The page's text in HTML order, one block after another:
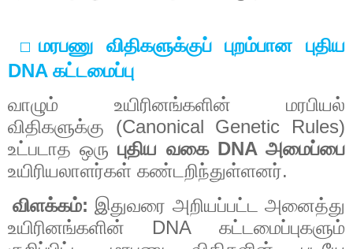
⬜மரபணு விதிகளுக்குப் புறம்பான புதிய
DNA கட்டமைப்பு
வாழும்
உயிரினங்களின்
மரபியல்
விதிகளுக்கு (Canonical Genetic Rules)
உட்படாத ஒரு புதிய வகைDNAஅமைப்பை
உயிரியலாளர்கள் கண்டறிந்துள்ளனர்.
விளக்கம்: இதுவரை அறியப்பட்ட அனைத்து
உயிரினங்களின் DNA கட்டமைப்புகளும்